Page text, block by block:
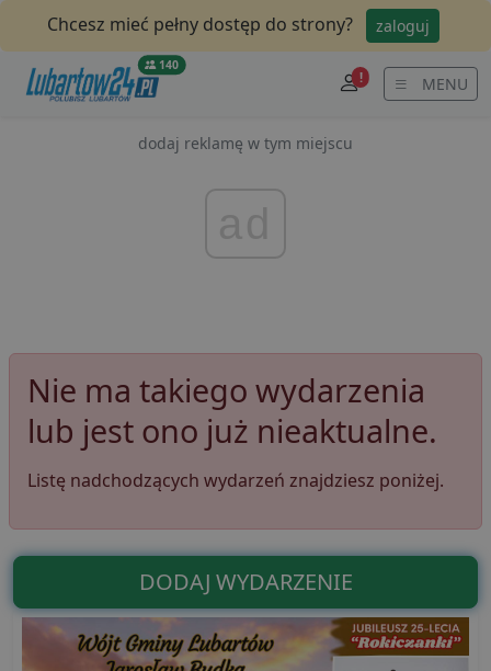
Chcesz mieć pełny dostęp do strony? zaloguj
140
! MENU
dodaj reklamę w tym miejscu
Nie ma takiego wydarzenia
lub jest ono już nieaktualne.
Listę nadchodzących wydarzeń znajdziesz poniżej.
DODAJ WYDARZENIE